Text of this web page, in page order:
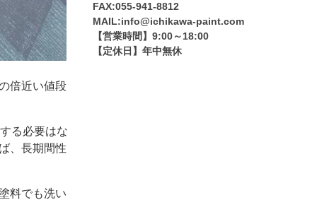
倍近い値段
る必要はな
、長期間性
料でも洗い
FAX:055-941-8812
MAIL:info@ichikawa-paint.com
【営業時間】9:00～18:00
【定休日】年中無休